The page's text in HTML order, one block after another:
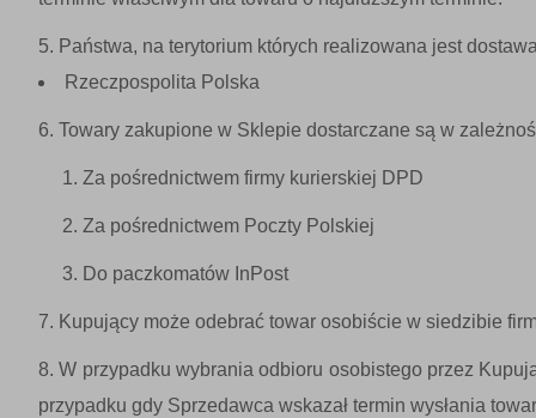
Państwa, na terytorium których realizowana jest
Rzeczpospolita Polska
Towary zakupione w Sklepie dostarczane są w
Za pośrednictwem firmy kurierskiej DPD
Za pośrednictwem Poczty Polskiej
Do paczkomatów InPost
Kupujący może odebrać towar osobiście w siedzibie
W przypadku wybrania odbioru osobistego przez
przypadku gdy Sprzedawca wskazał termin wysłania